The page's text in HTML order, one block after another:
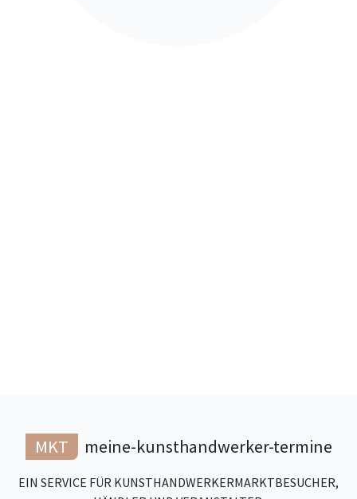
MKT meine-kunsthandwerker-termine
EIN SERVICE FÜR KUNSTHANDWERKERMARKTBESUCHER,